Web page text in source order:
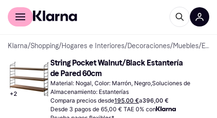
Comprar con Klarna
Klarna/Shopping/Hogares e Interiores/Decoraciones/Muebles/ Estanterías de Pared
+2
String Pocket Walnut/Black Estantería
de Pared 60cm
Material: Nogal, Color: Marrón, Negro,Soluciones de
Almacenamiento: Estanterías
Compara precios desde195,00 €a396,00 €
Desde 3 pagos de 65,00 € TAE 0% con